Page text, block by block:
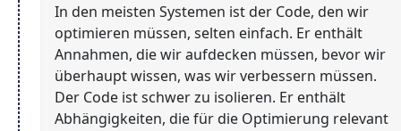
In den meisten Systemen ist der Code, den wir
optimieren müssen, selten einfach. Er enthält
Annahmen, die wir aufdecken müssen, bevor wir
überhaupt wissen, was wir verbessern müssen.
Der Code ist schwer zu isolieren. Er enthält
Abhängigkeiten, die für die Optimierung relevant